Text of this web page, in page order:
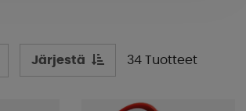
varasta, ovat myös kosteus ja kaasu,
ja huomaamattomasti vahingoittaa
ja niiden älykkäät lisävarusteet.
Järjestä 34 Tuotteet